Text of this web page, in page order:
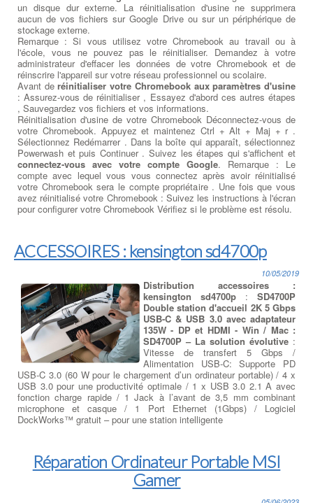
un disque dur externe. La réinitialisation d'usine ne supprimera
aucun de vos fichiers sur Google Drive ou sur un périphérique de
stockage externe.
Remarque : Si vous utilisez votre Chromebook au travail ou à
l'école, vous ne pouvez pas le réinitialiser. Demandez à votre
administrateur d'effacer les données de votre Chromebook et de
réinscrire l'appareil sur votre réseau professionnel ou scolaire.
Avant deréinitialiser votre Chromebook aux paramètres d'usine
: Assurez-vous de réinitialiser , Essayez d'abord ces autres étapes
, Sauvegardez vos fichiers et vos informations.
Réinitialisation d'usine de votre Chromebook Déconnectez-vous de
votre Chromebook. Appuyez et maintenez Ctrl + Alt + Maj + r .
Sélectionnez Redémarrer . Dans la boîte qui apparaît, sélectionnez
Powerwash et puis Continuer . Suivez les étapes qui s'affichent et
connectez-vous avec votre compte Google. Remarque : Le
compte avec lequel vous vous connectez après avoir réinitialisé
votre Chromebook sera le compte propriétaire . Une fois que vous
avez réinitialisé votre Chromebook : Suivez les instructions à l'écran
pour configurer votre Chromebook Vérifiez si le problème est résolu.
ACCESSOIRES : kensington sd4700p
10/05/2019
Distribution accessoires :
kensington sd4700p : SD4700P
Double station d'accueil 2K 5 Gbps
USB-C & USB 3.0 avec adaptateur
135W - DP et HDMI - Win / Mac :
SD4700P – La solution évolutive :
Vitesse de transfert 5 Gbps /
Alimentation USB-C: Supporte PD
USB-C 3.0 (60 W pour le chargement d’un ordinateur portable) / 4 x
USB 3.0 pour une productivité optimale / 1 x USB 3.0 2.1 A avec
fonction charge rapide / 1 Jack à l’avant de 3,5 mm combinant
microphone et casque / 1 Port Ethernet (1Gbps) / Logiciel
DockWorks™ gratuit – pour une station intelligente
Réparation Ordinateur Portable MSI
Gamer